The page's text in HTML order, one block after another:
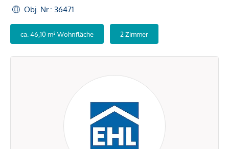
Obj. Nr.: 36471
ca. 46,10 m² Wohnfläche 2 Zimmer